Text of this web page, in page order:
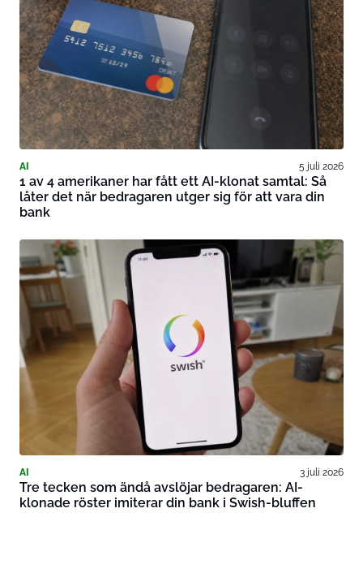
AI 5 juli 2026
1 av 4 amerikaner har fått ett AI-klonat samtal: Så
låter det när bedragaren utger sig för att vara din
bank
AI 3 juli 2026
Tre tecken som ändå avslöjar bedragaren: AI-
klonade röster imiterar din bank i Swish-bluffen